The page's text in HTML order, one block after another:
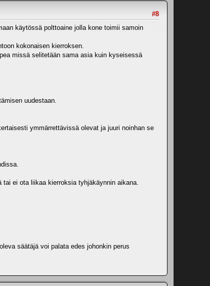
#8
käytössä polttoaine jolla kone toimii samoin
kokonaisen kierroksen.
missä selitetään sama asia kuin kyseisessä
uudestaan.
ymmärrettävissä olevat ja juuri noinhan se
ei ota liikaa kierroksia tyhjäkäynnin aikana.
säätäjä voi palata edes johonkin perus